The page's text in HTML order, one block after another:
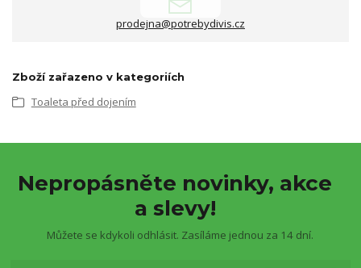
prodejna@potrebydivis.cz
Zboží zařazeno v kategoriích
Toaleta před dojením
Nepropásněte novinky, akce
a slevy!
Můžete se kdykoli odhlásit. Zasíláme jednou za 14 dní.